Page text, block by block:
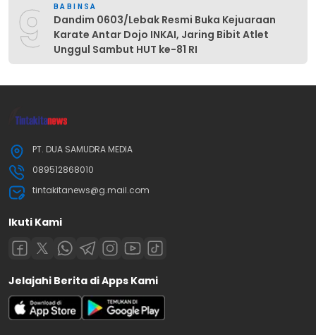
9 BABINSA
Dandim 0603/Lebak Resmi Buka Kejuaraan
Karate Antar Dojo INKAI, Jaring Bibit Atlet
Unggul Sambut HUT ke-81 RI
PT. DUA SAMUDRA MEDIA
089512868010
tintakitanews@g.mail.com
Ikuti Kami
Jelajahi Berita di Apps Kami